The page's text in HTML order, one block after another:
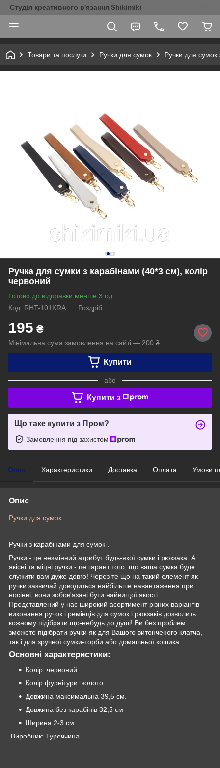
Студія креативного в'язання Shikimiki
Товари та послуги Ручки для сумок Ручки для сумок
Ручка для сумки з карабінами (40*3 см), колір
червоний
Готово до відправки менше 3 од.
Код: RHT-101KRA
Роздріб
195 ₴
Мінімальна сума замовлення на сайті — 200 ₴
Купити
або
Купити з
Що таке купити з Пром?
Замовлення під захистом
Опис Характеристики Доставка Оплата Умови
Опис
Ручки для сумок
Ручки з карабінами для сумок .
Ручки - це незмінний атрибут будь-якої сумки і рюкзака. А
якісні та міцні ручки - це гарант того, що ваша сумка буде
служити вам дуже довго! Через те що на такий елемент як
ручки зазвичай доводиться найбільше навантаження при
носінні, вони зобов'язані бути найвищої якості.
Представлений у нас широкий асортимент різних варіантів
виконання ручок і ремінців для сумок і рюкзаків дозволить
кожному підібрати що-небудь до душі! Ви без проблем
зможете підібрати ручки як для Вашого витонченого клатча,
так і для зручної сумки-торби або домашньої кошика
Основні характеристики:
Колір: червоний.
Колір фурнітури: золото.
Довжина максимальна 39,5 см.
Довжина без карабінів 32,5 см
Ширина 2-3 см
.Виробник: Туреччина